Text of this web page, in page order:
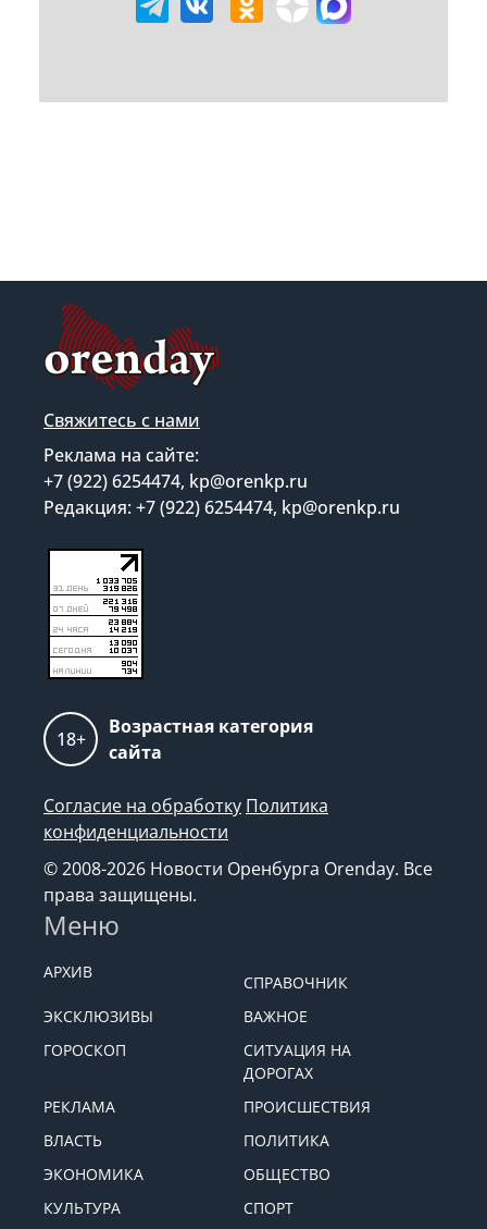
Свяжитесь с нами
Реклама на сайте:
+7 (922) 6254474, kp@orenkp.ru
Редакция: +7 (922) 6254474, kp@orenkp.ru
18+
Возрастная категория
сайта
Согласие на обработку Политика
конфиденциальности
© 2008-2026 Новости Оренбурга Orenday. Все
права защищены.
Меню
АРХИВ
СПРАВОЧНИК
ЭКСКЛЮЗИВЫ
ВАЖНОЕ
ГОРОСКОП
СИТУАЦИЯ НА
ДОРОГАХ
РЕКЛАМА
ПРОИСШЕСТВИЯ
ВЛАСТЬ
ПОЛИТИКА
ЭКОНОМИКА
ОБЩЕСТВО
КУЛЬТУРА
СПОРТ